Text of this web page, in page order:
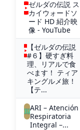
ゼルダの伝説 ス
カイウォードソ
ード HD 紹介映
像 - YouTube
【ゼルダの伝説
#６】硬すぎ料
理、リアルで食
べます！ ティア
キングルメ旅！
【テ...
ARI – Atención
Respiratoria
Integral –...